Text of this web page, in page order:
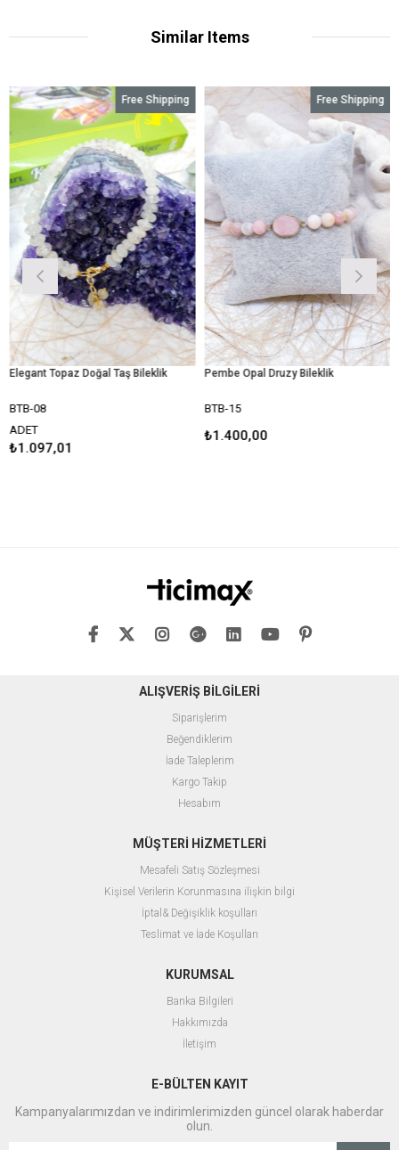
Similar Items
Topaz Doğal Taş Bileklik
08
Free Shipping
Pembe Opal Druzy Bileklik
BTB-15
₺1.400,00
Free Shipping
ALIŞVERİŞ BİLGİLERİ
Siparişlerim
Beğendiklerim
İade Taleplerim
Kargo Takip
Hesabım
MÜŞTERİ HİZMETLERİ
Mesafeli Satış Sözleşmesi
Kişisel Verilerin Korunmasına ilişkin bilgi
İptal& Değişiklik koşulları
Teslimat ve İade Koşulları
KURUMSAL
Banka Bilgileri
Hakkımızda
İletişim
E-BÜLTEN KAYIT
Kampanyalarımızdan ve indirimlerimizden güncel olarak haberdar
olun.